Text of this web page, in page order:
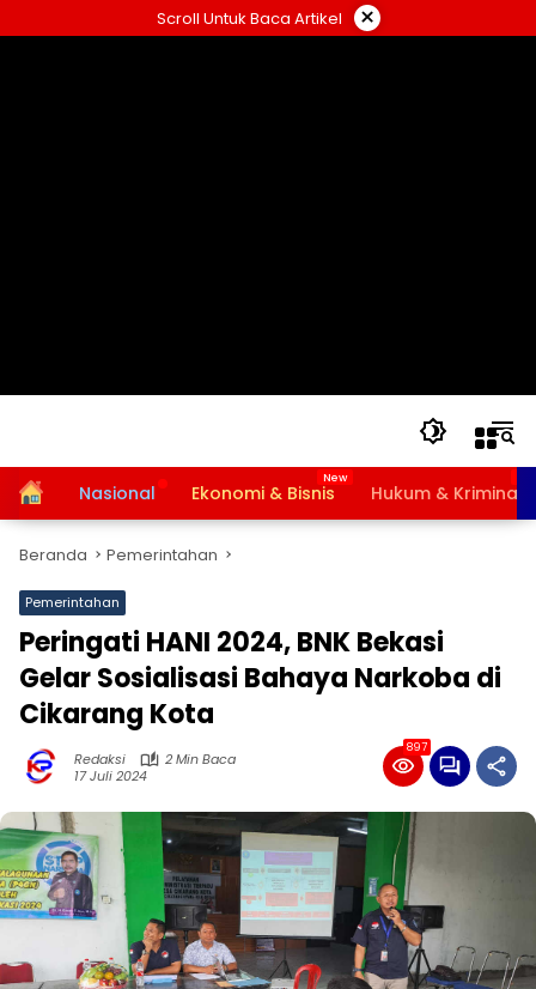
ke
Scroll Untuk Baca Artikel ×
HomeNasional Ekonomi & Bisnis Hukum & Kriminal
Beranda Pemerintahan
Pemerintahan
Peringati HANI 2024, BNK Bekasi
Gelar Sosialisasi Bahaya Narkoba di
Cikarang Kota
Redaksi
2 Min Baca
17 Juli 2024
897